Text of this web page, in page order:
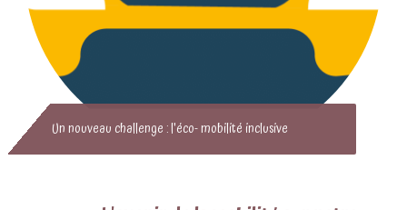
Un nouveau challenge : l'éco- mobilité inclusive